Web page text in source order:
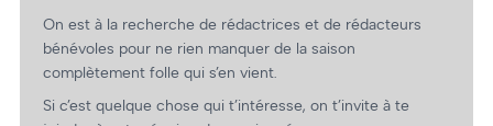
On est à la recherche de rédactrices et de rédacteurs
bénévoles pour ne rien manquer de la saison
complètement folle qui s’en vient.
Si c’est quelque chose qui t’intéresse, on t’invite à te